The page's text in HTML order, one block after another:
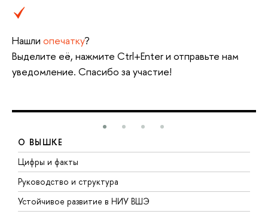
Нашли опечатку?
Выделите её, нажмите Ctrl+Enter и отправьте нам
уведомление. Спасибо за участие!
О ВЫШКЕ
Цифры и факты
Руководство и структура
Устойчивое развитие в НИУ ВШЭ